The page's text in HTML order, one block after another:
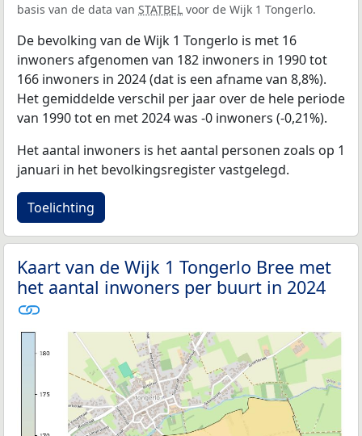
basis van de data van STATBEL voor de Wijk 1 Tongerlo.
De bevolking van de Wijk 1 Tongerlo is met 16
inwoners afgenomen van 182 inwoners in 1990 tot
166 inwoners in 2024 (dat is een afname van 8,8%).
Het gemiddelde verschil per jaar over de hele periode
van 1990 tot en met 2024 was -0 inwoners (-0,21%).
Het aantal inwoners is het aantal personen zoals op 1
januari in het bevolkingsregister vastgelegd.
Toelichting
Kaart van de Wijk 1 Tongerlo Bree met
het aantal inwoners per buurt in 2024